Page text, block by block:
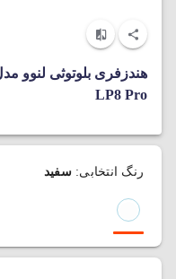
LP8 Pro
رنگ انتخابی:سفید